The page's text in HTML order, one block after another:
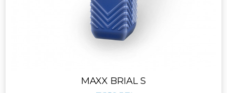
MAXX BRIAL S